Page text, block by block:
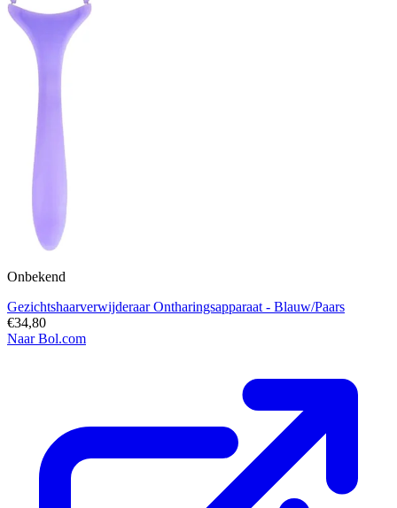
Onbekend
Gezichtshaarverwijderaar Ontharingsapparaat - Blauw/Paars
€34,80
Naar Bol.com